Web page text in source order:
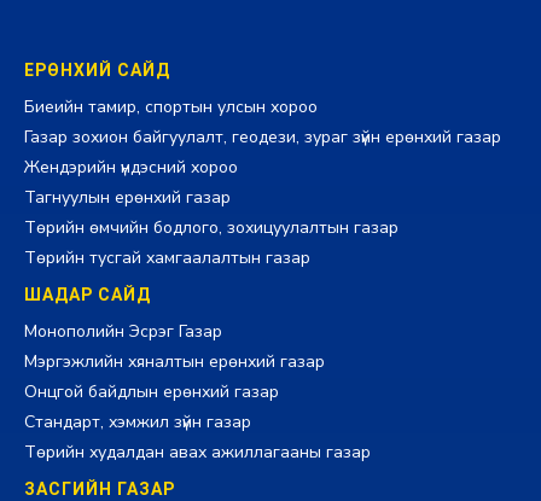
ЕРӨНХИЙ САЙД
Биеийн тамир, спортын улсын хороо
Газар зохион байгуулалт, геодези, зураг зүйн ерөнхий газар
Жендэрийн үндэсний хороо
Тагнуулын ерөнхий газар
Төрийн өмчийн бодлого, зохицуулалтын газар
Төрийн тусгай хамгаалалтын газар
ШАДАР САЙД
Монополийн Эсрэг Газар
Мэргэжлийн хяналтын ерөнхий газар
Онцгой байдлын ерөнхий газар
Стандарт, хэмжил зүйн газар
Төрийн худалдан авах ажиллагааны газар
ЗАСГИЙН ГАЗАР